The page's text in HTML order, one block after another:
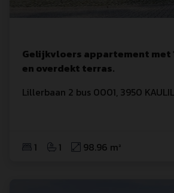
Gelijkvloers appartement met
en overdekt terras.
Lillerbaan 2 bus 0001, 3950
1 1 98.96 m²